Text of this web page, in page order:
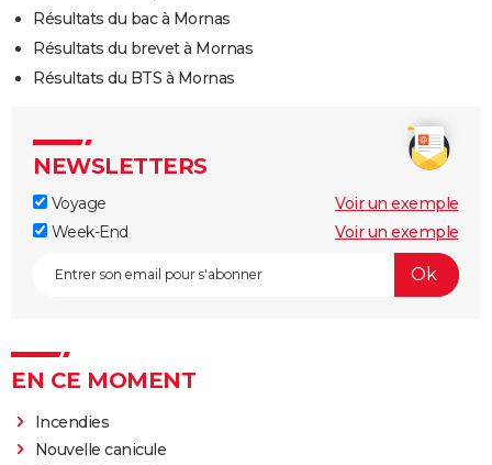
Résultats du bac à Mornas
Résultats du brevet à Mornas
Résultats du BTS à Mornas
NEWSLETTERS
Voyage
Voir un exemple
Week-End
Voir un exemple
EN CE MOMENT
Incendies
Nouvelle canicule